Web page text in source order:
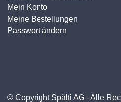
Mein Konto
Meine Bestellungen
Passwort ändern
© Copyright Spälti AG - Alle